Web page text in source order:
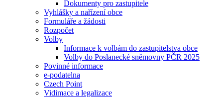
Dokumenty pro zastupitele
Vyhlášky a nařízení obce
Formuláře a žádosti
Rozpočet
Volby
Informace k volbám do zastupitelstva obce
Volby do Poslanecké sněmovny PČR 2025
Povinné informace
e-podatelna
Czech Point
Vidimace a legalizace